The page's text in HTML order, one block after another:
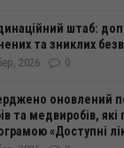
штаб:
та зниклих
2026 0
оновлений
та медвиробів, які
«Доступні